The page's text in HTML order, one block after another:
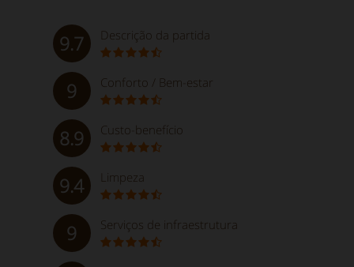
9.7 Descrição da partida
9 Conforto / Bem-estar
8.9 Custo-benefício
9.4 Limpeza
9 Serviços de infraestrutura